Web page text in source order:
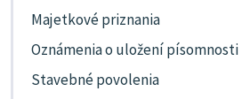
Majetkové priznania
Oznámenia o uložení písomnosti
Stavebné povolenia